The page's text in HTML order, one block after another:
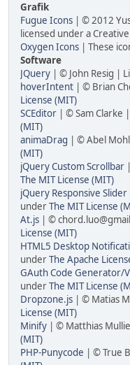
Grafik
Fugue Icons | © 2012
licensed under a
Oxygen Icons | These
Software
JQuery | © John Resig |
hoverIntent | © Brian
License (MIT)
SCEditor | © Sam Clarke
(MIT)
animaDrag | © Abel
(MIT)
jQuery Custom Scrollbar
The MIT License (MIT)
jQuery Responsive Slider
underThe MIT License
At.js | ©
License (MIT)
HTML5 Desktop
underThe Apache
GAuth Code Generator/
underThe MIT License
Dropzone.js | © Matias
License (MIT)
Minify | © Matthias
(MIT)
PHP-Punycode | © True